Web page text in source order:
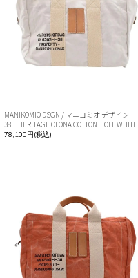
MANIKOMIO DSGN / マニコミオ デザイン
38 HERITAGE OLONA COTTON OFF WHITE
78,100円(税込)